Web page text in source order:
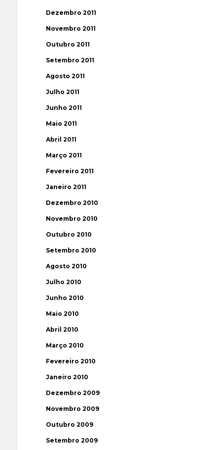
Dezembro 2011
Novembro 2011
Outubro 2011
Setembro 2011
Agosto 2011
Julho 2011
Junho 2011
Maio 2011
Abril 2011
Março 2011
Fevereiro 2011
Janeiro 2011
Dezembro 2010
Novembro 2010
Outubro 2010
Setembro 2010
Agosto 2010
Julho 2010
Junho 2010
Maio 2010
Abril 2010
Março 2010
Fevereiro 2010
Janeiro 2010
Dezembro 2009
Novembro 2009
Outubro 2009
Setembro 2009